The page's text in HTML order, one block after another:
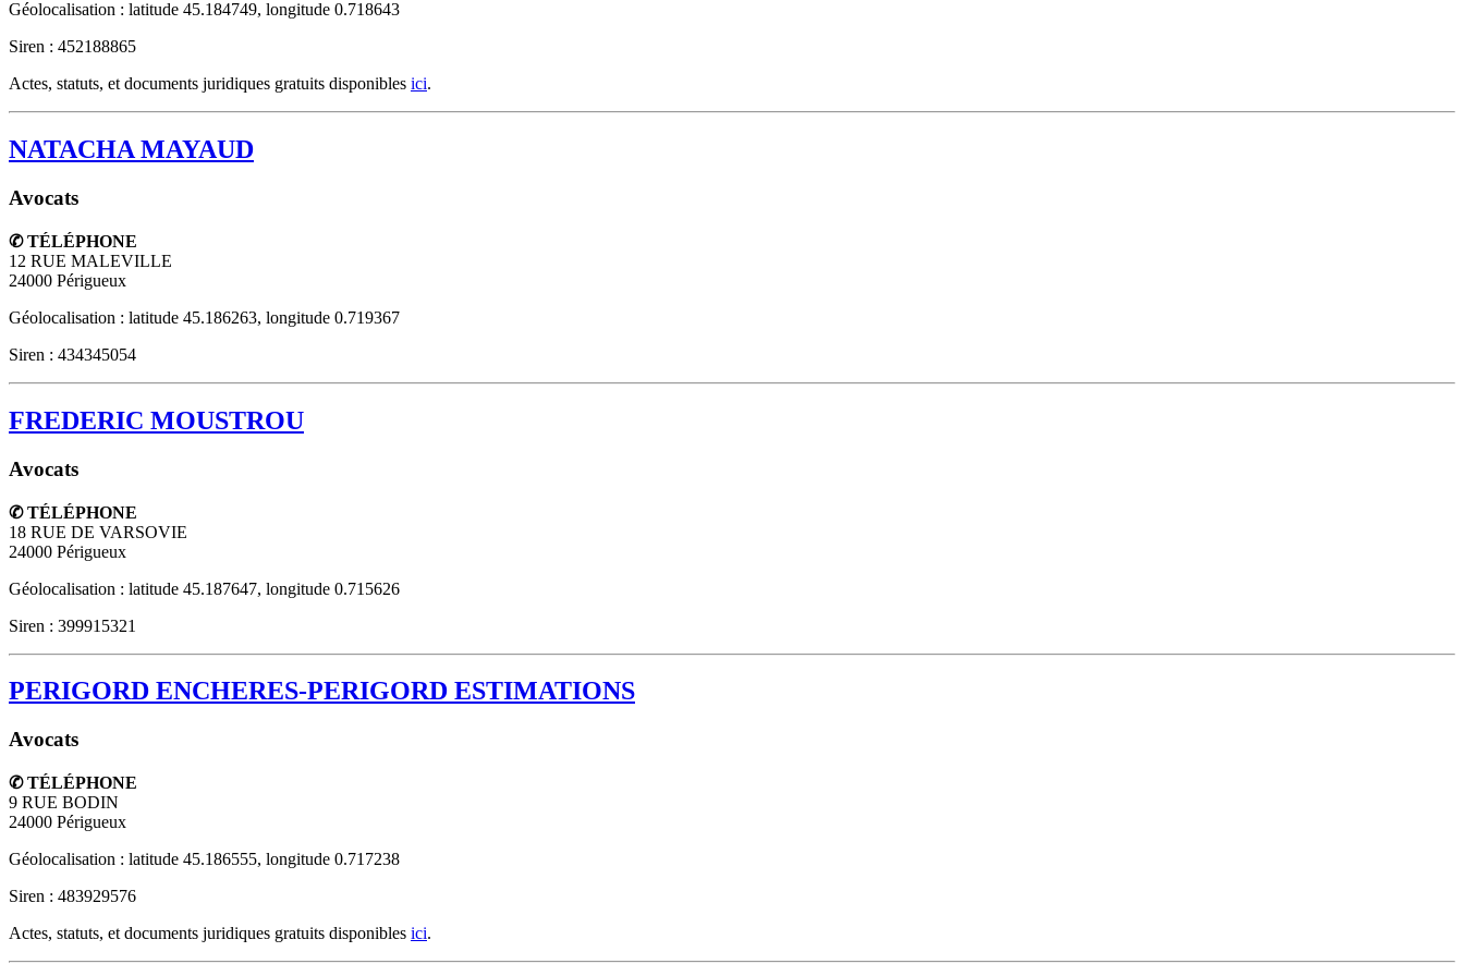
Géolocalisation : latitude 45.184749, longitude 0.718643
Siren : 452188865
Actes, statuts, et documents juridiques gratuits disponibles ici.
NATACHA MAYAUD
Avocats
✆ TÉLÉPHONE
12 RUE MALEVILLE
24000 Périgueux
Géolocalisation : latitude 45.186263, longitude 0.719367
Siren : 434345054
FREDERIC MOUSTROU
Avocats
✆ TÉLÉPHONE
18 RUE DE VARSOVIE
24000 Périgueux
Géolocalisation : latitude 45.187647, longitude 0.715626
Siren : 399915321
PERIGORD ENCHERES-PERIGORD ESTIMATIONS
Avocats
✆ TÉLÉPHONE
9 RUE BODIN
24000 Périgueux
Géolocalisation : latitude 45.186555, longitude 0.717238
Siren : 483929576
Actes, statuts, et documents juridiques gratuits disponibles ici.